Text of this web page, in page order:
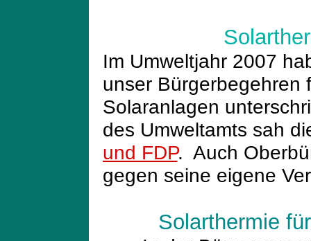
Im Umweltjahr 2007
unser Bürgerbegehren
Solaranlagen
des Umweltamts sah
und FDP. Auch
gegen seine eigene
Solarthermie